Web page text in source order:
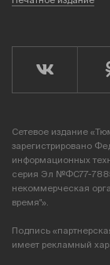
Сетевое издание
зарегистрировано
информационных
серия Эл №ФС77-
некоммерческая
время"».
Подпись
имеет рекламный